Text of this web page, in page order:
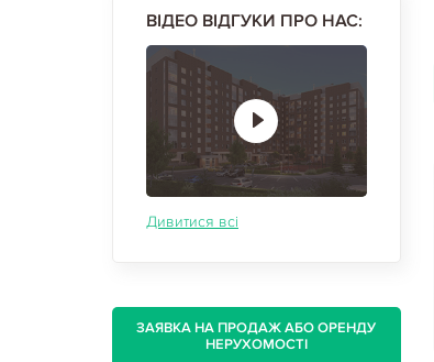
ВІДЕО ВІДГУКИ ПРО НАС:
Дивитися всі
ЗАЯВКА НА ПРОДАЖ АБО ОРЕНДУ
НЕРУХОМОСТІ